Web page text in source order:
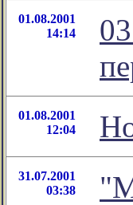
01.08.2001
14:14
01.08.2001
12:04
31.07.2001
03:38